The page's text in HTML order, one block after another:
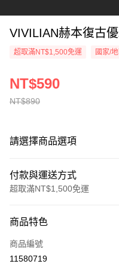
VIVILIAN赫本復古
超取滿NT$1,500免運 國家/
NT$890
NT$590
請選擇商品選項
付款與運送方式
超取滿NT$1,500免運
信用卡一次付款
信用卡分期付款
商品特色
商品編號
11580719